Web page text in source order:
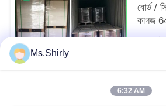
বোর্ড /
কাগজ
Ms.Shirly
6:32 AM